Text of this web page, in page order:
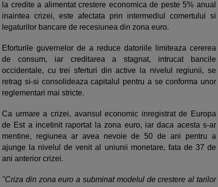
la credite a alimentat crestere economica de peste 5% anual
inaintea crizei, este afectata prin intermediul comertului si
legaturilor bancare de recesiunea din zona euro.
Eforturile guvernelor de a reduce datoriile limiteaza cererea
de consum, iar creditarea a stagnat, intrucat bancile
occidentale, cu trei sferturi din active la nivelul regiunii, se
retrag si-si consolideaza capitalul pentru a se conforma unor
reglementari mai stricte.
Ca urmare a crizei, avansul economic inregistrat de Europa
de Est a incetinit raportat la zona euro, iar daca acesta s-ar
mentine, regiunea ar avea nevoie de 50 de ani pentru a
ajunge la nivelul de venit al uniunii monetare, fata de 37 de
ani anterior crizei.
"Criza din zona euro a subminat modelul de crestere al tarilor